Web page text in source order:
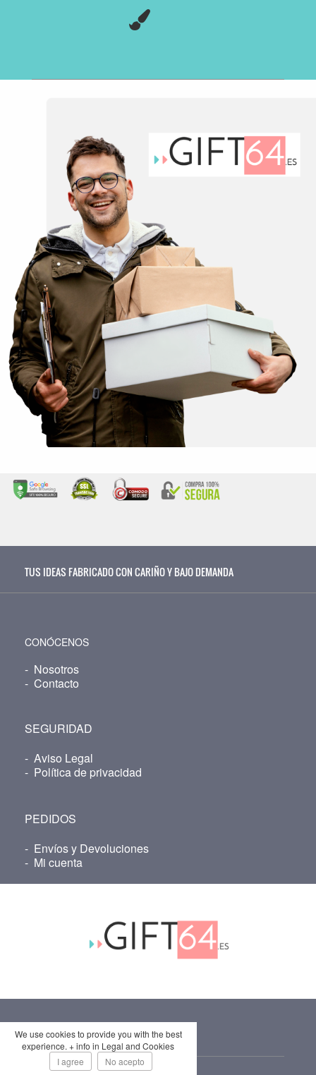
We use cookies to provide you with the best
experience. + info in Legal and Cookies
I agree
No acepto
TUS IDEAS FABRICADO CON CARIÑO Y BAJO DEMANDA
CONÓCENOS
- Nosotros
- Contacto
SEGURIDAD
- Aviso Legal
- Política de privacidad
PEDIDOS
- Envíos y Devoluciones
- Mi cuenta
ROPA PERSONALIZADA